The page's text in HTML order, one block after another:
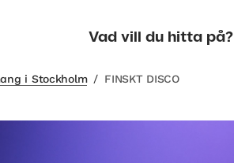
Vad vill du hitta på?
i Stockholm / FINSKT DISCO